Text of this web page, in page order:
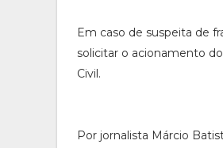
Em caso de suspeita de
solicitar o acionamento
Civil.
Por jornalista Márcio